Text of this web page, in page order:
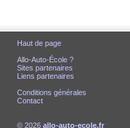
Haut de page
Allo-Auto-École ?
Sites partenaires
Liens partenaires
Conditions générales
Contact
© 2026 allo-auto-ecole.fr